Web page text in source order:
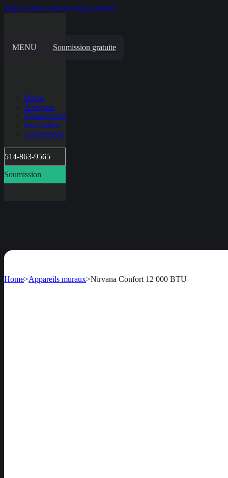
Skip to main content Skip to footer
MENU Soumission gratuite
Home
À propos
Financement
Installation
Subventions
514-863-9565
Soumission
Home>Appareils muraux>Nirvana Confort 12 000 BTU